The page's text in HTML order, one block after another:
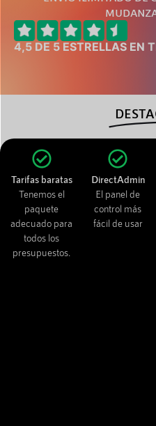
4,5 DE 5 ESTRELLAS EN
Tarifas baratas
Tenemos el
paquete
adecuado para
todos los
presupuestos.
DirectAdmin
El panel de
control más
fácil de usar